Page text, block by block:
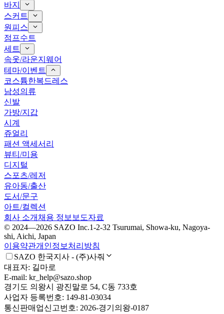
바지
스커트
원피스
점프수트
세트
속옷/라운지웨어
테마/이벤트
코스튬한복드레스
남성의류
신발
가방/지갑
시계
쥬얼리
패션 액세서리
뷰티/미용
디지털
스포츠/레저
유아동/출산
도서/문구
아트/컬렉션
회사 소개채용 정보보도자료
© 2024—2026 SAZO Inc.1-2-32 Tsurumai, Showa-ku, Nagoya-
shi, Aichi, Japan
이용약관개인정보처리방침
SAZO 한국지사 - (주)사줘
대표자: 길마로
E-mail: kr_help@sazo.shop
경기도 의왕시 광진말로 54, C동 733호
사업자 등록번호: 149-81-03034
통신판매업신고번호: 2026-경기의왕-0187